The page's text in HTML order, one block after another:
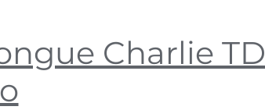
Charlie TD